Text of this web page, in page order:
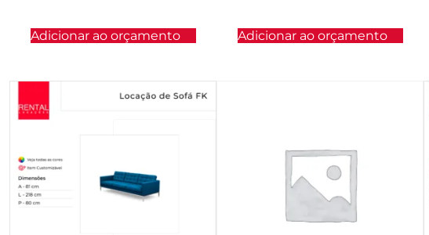
Adicionar ao orçamento Adicionar ao orçamento